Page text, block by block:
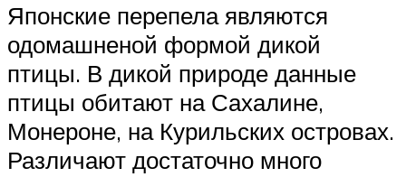
Японские перепела являются
одомашненой формой дикой
птицы. В дикой природе данные
птицы обитают на Сахалине,
Монероне, на Курильских островах.
Различают достаточно много